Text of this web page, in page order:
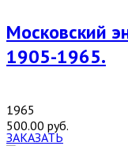
Московский
1905-1965.
1965
500.00 руб.
ЗАКАЗАТЬ